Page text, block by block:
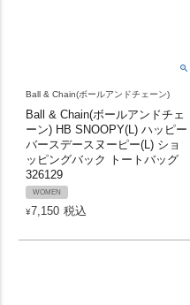
Ball & Chain(ボールアンドチェーン)
Ball & Chain(ボールアンドチェ
ーン) HB SNOOPY(L) ハッピー
バースデースヌーピー(L) ショ
ッピングバック トートバッグ
326129
WOMEN
¥7,150 税込